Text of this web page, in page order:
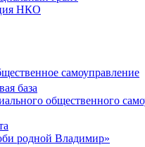
НКО
самоуправление
база
общественного
родной Владимир»